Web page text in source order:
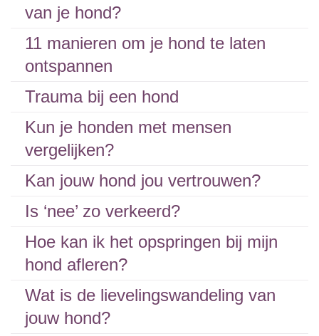
van je hond?
11 manieren om je hond te laten
ontspannen
Trauma bij een hond
Kun je honden met mensen
vergelijken?
Kan jouw hond jou vertrouwen?
Is ‘nee’ zo verkeerd?
Hoe kan ik het opspringen bij mijn
hond afleren?
Wat is de lievelingswandeling van
jouw hond?